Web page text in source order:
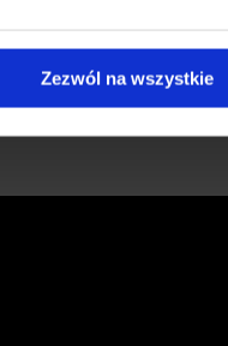
Zezwól na wszystkie